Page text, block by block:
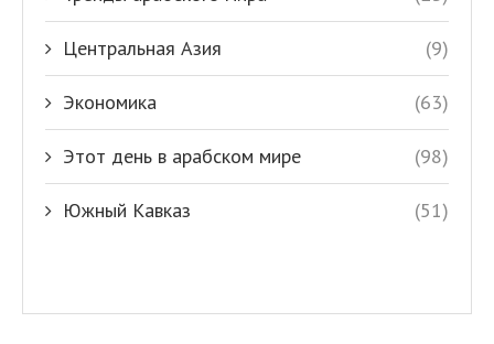
Центральная Азия (9)
Экономика (63)
Этот день в арабском мире (98)
Южный Кавказ (51)